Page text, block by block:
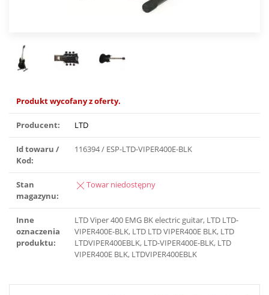
Produkt wycofany z oferty.
Producent: LTD
Id towaru /
Kod:
116394 / ESP-LTD-VIPER400E-BLK
Stan
magazynu:
Towar niedostępny
Inne
oznaczenia
produktu:
LTD Viper 400 EMG BK electric guitar, LTD LTD-
VIPER400E-BLK, LTD LTD VIPER400E BLK, LTD
LTDVIPER400EBLK, LTD-VIPER400E-BLK, LTD
VIPER400E BLK, LTDVIPER400EBLK